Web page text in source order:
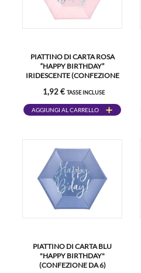
PIATTINO DI CARTA ROSA
“HAPPY BIRTHDAY”
IRIDESCENTE (CONFEZIONE
1,92 € TASSE INCLUSE
AGGIUNGI AL CARRELLO
PIATTINO DI CARTA BLU
"HAPPY BIRTHDAY"
(CONFEZIONE DA 6)